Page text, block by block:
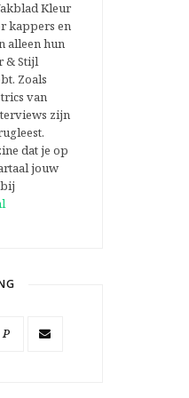
Kleur
kappers en
alleen hun
& Stijl
Zoals
van
zijn
dat je op
jouw
P